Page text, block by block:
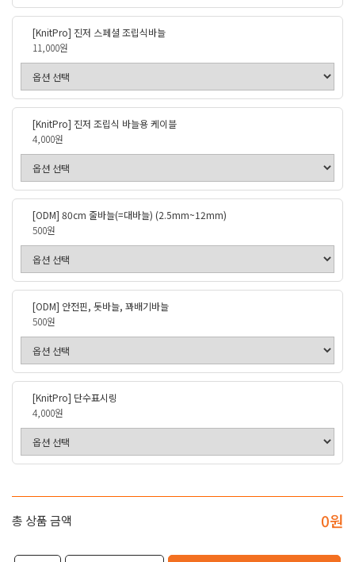
[KnitPro] 진저 스페셜 조립식바늘
11,000원
[KnitPro] 진저 조립식 바늘용 케이블
4,000원
[ODM] 80cm 줄바늘(=대바늘) (2.5mm~12mm)
500원
[ODM] 안전핀, 돗바늘, 꽈배기바늘
500원
[KnitPro] 단수표시링
4,000원
총 상품 금액 0원